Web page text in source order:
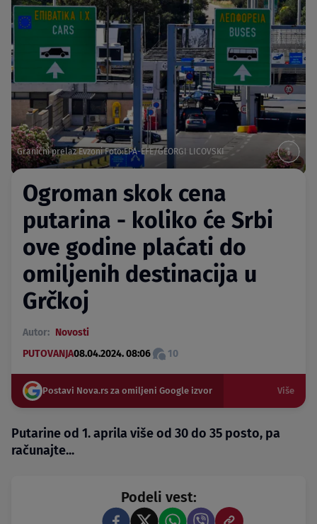
Granični prelaz Evzoni Foto:EPA-EFE/GEORGI LICOVSKI
Ogroman skok cena
putarina - koliko će Srbi
ove godine plaćati do
omiljenih destinacija u
Grčkoj
Autor: Novosti
PUTOVANJA08.04.2024. 08:06 10
Postavi Nova.rs za omiljeni Google izvor Više
Putarine od 1. aprila više od 30 do 35 posto, pa
računajte...
Podeli vest: